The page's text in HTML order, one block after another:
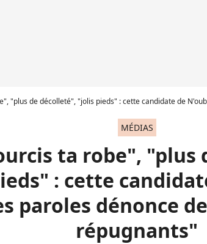
"plus de décolleté", "jolis pieds" : cette candidate de
MÉDIAS
ta robe", "plus
: cette
paroles dénonce
répugnants"